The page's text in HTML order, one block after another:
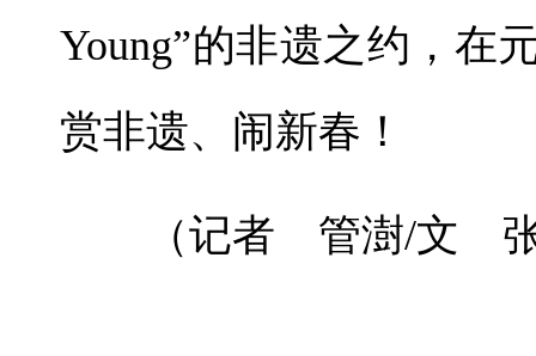
Young”的非遗之约，在
赏非遗、闹新春！
（记者 管澍/文 张